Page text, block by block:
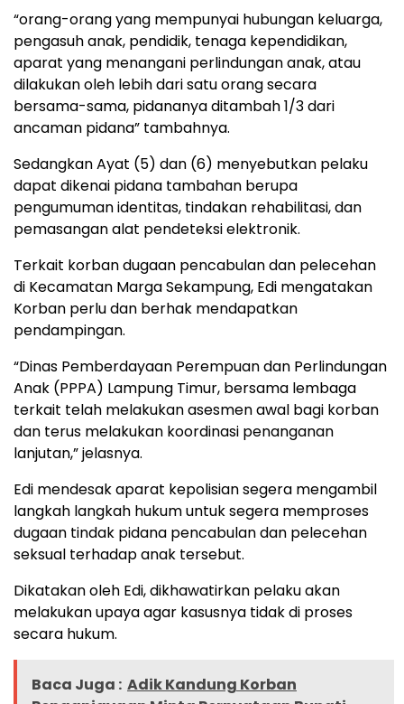
“orang-orang yang mempunyai hubungan keluarga,
pengasuh anak, pendidik, tenaga kependidikan,
aparat yang menangani perlindungan anak, atau
dilakukan oleh lebih dari satu orang secara
bersama-sama, pidananya ditambah 1/3 dari
ancaman pidana” tambahnya.
Sedangkan Ayat (5) dan (6) menyebutkan pelaku
dapat dikenai pidana tambahan berupa
pengumuman identitas, tindakan rehabilitasi, dan
pemasangan alat pendeteksi elektronik.
Terkait korban dugaan pencabulan dan pelecehan
di Kecamatan Marga Sekampung, Edi mengatakan
Korban perlu dan berhak mendapatkan
pendampingan.
“Dinas Pemberdayaan Perempuan dan Perlindungan
Anak (PPPA) Lampung Timur, bersama lembaga
terkait telah melakukan asesmen awal bagi korban
dan terus melakukan koordinasi penanganan
lanjutan,” jelasnya.
Edi mendesak aparat kepolisian segera mengambil
langkah langkah hukum untuk segera memproses
dugaan tindak pidana pencabulan dan pelecehan
seksual terhadap anak tersebut.
Dikatakan oleh Edi, dikhawatirkan pelaku akan
melakukan upaya agar kasusnya tidak di proses
secara hukum.
Baca Juga : Adik Kandung Korban